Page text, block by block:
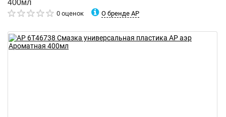
400мл
0 оценок О бренде AP